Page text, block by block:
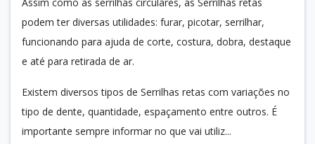
podem ter diversas utilidades: furar, picotar, serrilhar,
funcionando para ajuda de corte, costura, dobra, destaque
e até para retirada de ar.
Existem diversos tipos de Serrilhas retas com variações no
tipo de dente, quantidade, espaçamento entre outros. É
importante sempre informar no que vai utiliz...